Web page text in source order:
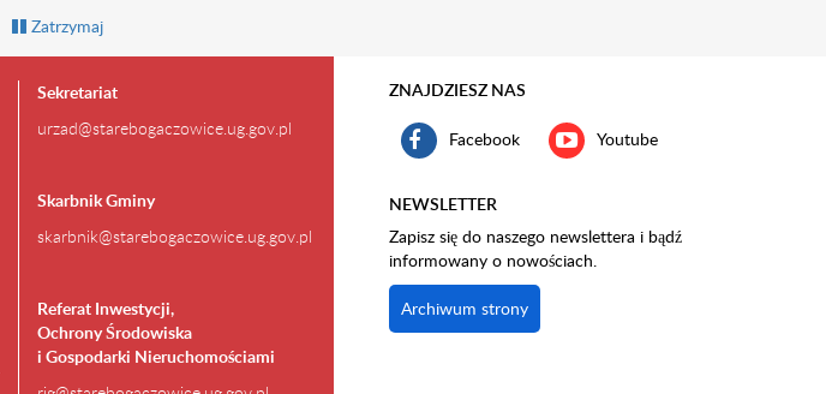
Zatrzymaj
Sekretariat
urzad@starebogaczowice.ug.gov.pl
Skarbnik Gminy
skarbnik@starebogaczowice.ug.gov.pl
Referat Inwestycji,
Ochrony Środowiska
i Gospodarki Nieruchomościami
ZNAJDZIESZ NAS
Facebook Youtube
NEWSLETTER
Zapisz się do naszego newslettera i bądź
informowany o nowościach.
Archiwum strony